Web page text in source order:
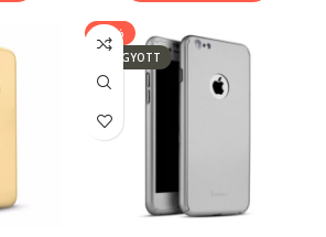
-39%
ELFOGYOTT